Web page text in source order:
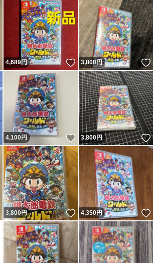
いいね！
4,689円 いいね！
3,800円
いいね！
4,100円 いいね！
3,800円
いいね！
3,800円 いいね！
4,350円